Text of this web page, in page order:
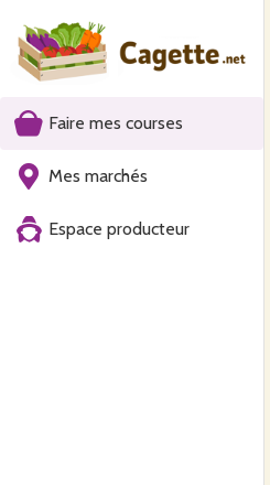
Faire mes courses
Mes marchés
Espace producteur